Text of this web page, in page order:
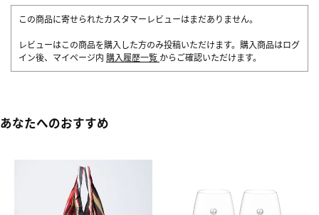
この商品に寄せられたカスタマーレビューはまだありません。
レビューはこの商品を購入した方のみ投稿いただけます。購入商品はログ
イン後、マイページ内 購入履歴一覧 からご確認いただけます。
あなたへのおすすめ